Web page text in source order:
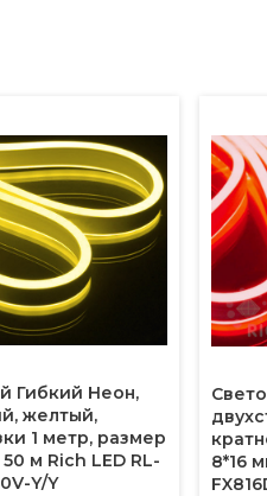
Гибкий Неон,
желтый,
1 метр, размер
м Rich LED RL-
Y/Y
8*16